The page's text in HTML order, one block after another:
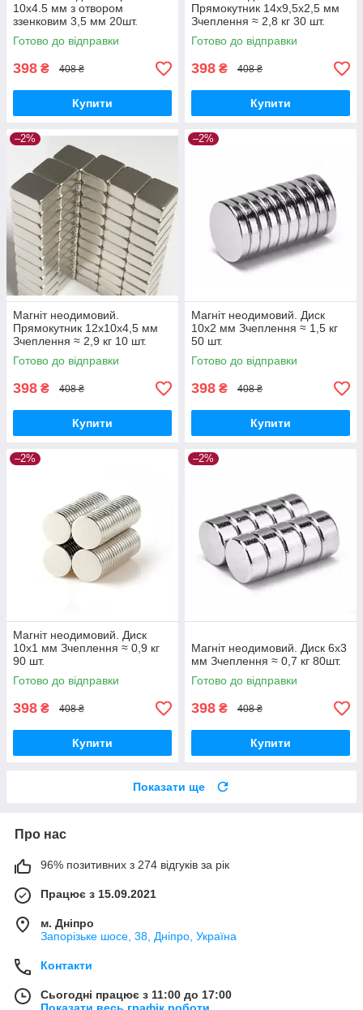
10x4.5 мм з отвором
ззенковим 3,5 мм 20шт.
Готово до відправки
398 ₴ 408 ₴
Купити
Прямокутник 14x9,5x2,5 мм
Зчеплення ≈ 2,8 кг 30 шт.
Готово до відправки
398 ₴ 408 ₴
Купити
–2%
Магніт неодимовий.
Прямокутник 12x10x4,5 мм
Зчеплення ≈ 2,9 кг 10 шт.
Готово до відправки
398 ₴ 408 ₴
Купити
–2%
Магніт неодимовий. Диск
10x2 мм Зчеплення ≈ 1,5 кг
50 шт.
Готово до відправки
398 ₴ 408 ₴
Купити
–2%
Магніт неодимовий. Диск
10x1 мм Зчеплення ≈ 0,9 кг
90 шт.
Готово до відправки
398 ₴ 408 ₴
Купити
–2%
Магніт неодимовий. Диск 6x3
мм Зчеплення ≈ 0,7 кг 80шт.
Готово до відправки
398 ₴ 408 ₴
Купити
Показати ще
Про нас
96% позитивних з 274 відгуків за рік
Працює з 15.09.2021
м. Дніпро
Запорізьке шосе, 38, Дніпро, Україна
Контакти
Сьогодні працює з 11:00 до 17:00